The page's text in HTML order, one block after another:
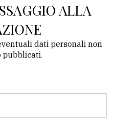
ALLA
dati personali non
pubblicati.